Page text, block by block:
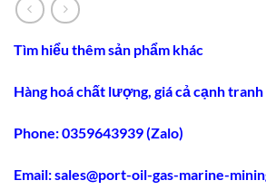
Tìm hiểu thêm sản phẩm khác
Hàng hoá chất lượng, giá cả cạnh
Phone: 0359643939 (Zalo)
Email:sales@port-oil-gas-marine-